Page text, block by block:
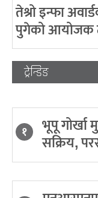
तेश्रो इन्फा
पुगेको आयोजक
ट्रेन्डिङ
१ भूपू गोर्खा
सक्रिय,